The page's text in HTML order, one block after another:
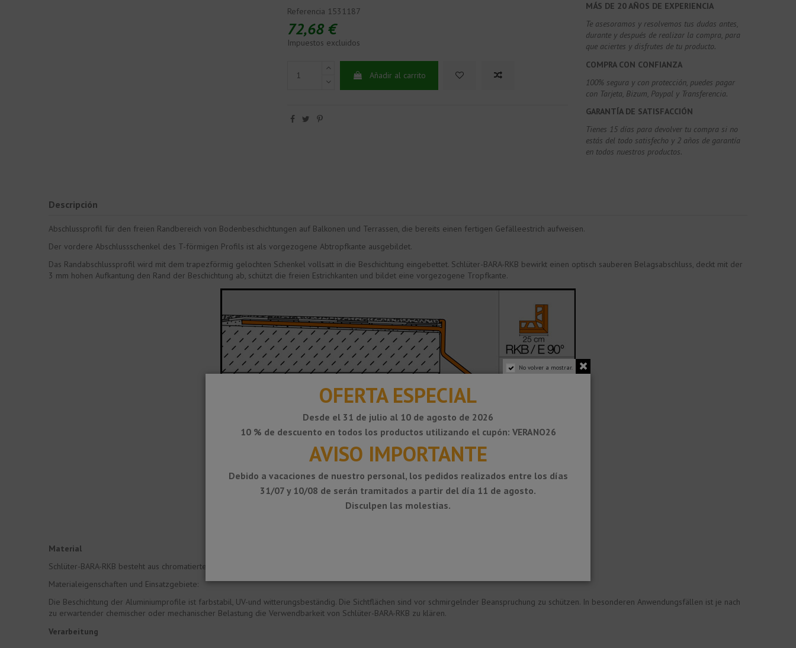
Referencia 1531187
72,68 €
Impuestos excluidos
Añadir al carrito
MÁS DE 20 AÑOS DE EXPERIENCIA
Te asesoramos y resolvemos tus dudas antes,
durante y después de realizar la compra, para
que aciertes y disfrutes de tu producto.
COMPRA CON CONFIANZA
100% segura y con protección, puedes pagar
con Tarjeta, Bizum, Paypal y Transferencia.
GARANTÍA DE SATISFACCIÓN
Tienes 15 días para devolver tu compra si no
estás del todo satisfecho y 2 años de garantía
en todos nuestros productos.
Descripción
Abschlussprofil für den freien Randbereich von Bodenbeschichtungen auf Balkonen und Terrassen, die bereits einen fertigen Gefälleestrich aufweisen.
Der vordere Abschlussschenkel des T-förmigen Profils ist als vorgezogene Abtropfkante ausgebildet.
Das Randabschlussprofil wird mit dem trapezförmig gelochten Schenkel vollsatt in die Beschichtung eingebettet. Schlüter-BARA-RKB bewirkt einen optisch sauberen Belagsabschluss, deckt mit der
3 mm hohen Aufkantung den Rand der Beschichtung ab, schützt die freien Estrichkanten und bildet eine vorgezogene Tropfkante.
Material
Schlüter-BARA-RKB besteht aus chromatiertem und farbig beschichtetem Aluminium.
Materialeigenschaften und Einsatzgebiete:
Die Beschichtung der Aluminiumprofile ist farbstabil, UV-und witterungsbeständig. Die Sichtflächen sind vor schmirgelnder Beanspruchung zu schützen. In besonderen Anwendungsfällen ist je nach
zu erwartender chemischer oder mechanischer Belastung die Verwendbarkeit von Schlüter-BARA-RKB zu klären.
Verarbeitung
No volver a mostrar.
OFERTA ESPECIAL
Desde el 31 de julio al 10 de agosto de 2026
10 % de descuento en todos los productos utilizando el cupón: VERANO26
AVISO IMPORTANTE
Debido a vacaciones de nuestro personal, los pedidos realizados entre los días
31/07 y 10/08 de serán tramitados a partir del día 11 de agosto.
Disculpen las molestias.